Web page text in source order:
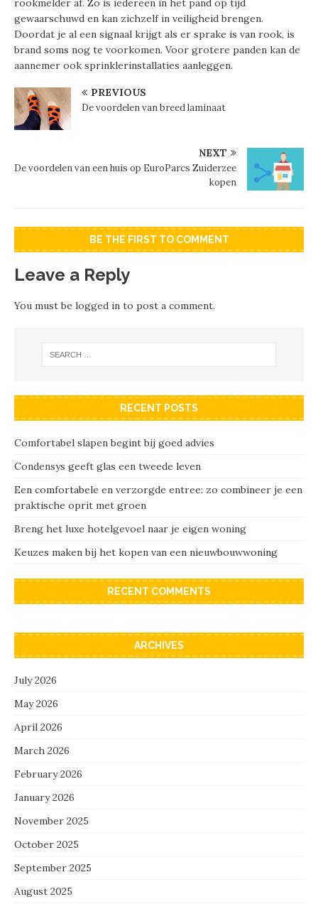
rookmelder af. Zo is iedereen in het pand op tijd
gewaarschuwd en kan zichzelf in veiligheid brengen.
Doordat je al een signaal krijgt als er sprake is van rook, is
brand soms nog te voorkomen. Voor grotere panden kan de
aannemer ook sprinklerinstallaties aanleggen.
PREVIOUS
De voordelen van breed laminaat
NEXT
De voordelen van een huis op EuroParcs Zuiderzee
kopen
BE THE FIRST TO COMMENT
Leave a Reply
You must be logged in to post a comment.
RECENT POSTS
Comfortabel slapen begint bij goed advies
Condensys geeft glas een tweede leven
Een comfortabele en verzorgde entree: zo combineer je een
praktische oprit met groen
Breng het luxe hotelgevoel naar je eigen woning
Keuzes maken bij het kopen van een nieuwbouwwoning
RECENT COMMENTS
ARCHIVES
July 2026
May 2026
April 2026
March 2026
February 2026
January 2026
November 2025
October 2025
September 2025
August 2025